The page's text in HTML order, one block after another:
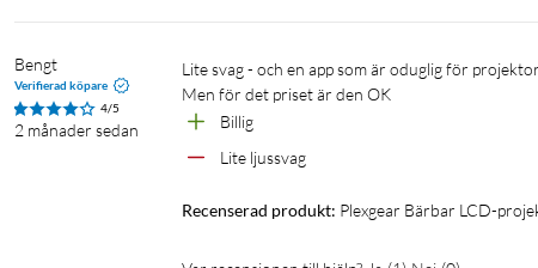
Bengt
Verifierad köpare
4/5
2 månader sedan
Lite svag - och en app som är oduglig för projektorn -
Men för det priset är den OK
Billig
Lite ljussvag
Recenserad produkt: Plexgear Bärbar LCD-